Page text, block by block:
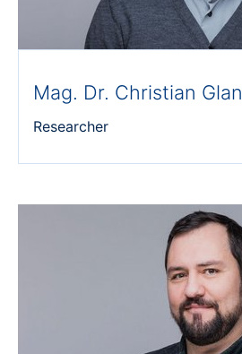
Mag. Dr. Christian
Researcher